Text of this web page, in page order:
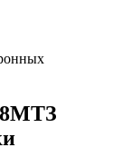
8МТЗ